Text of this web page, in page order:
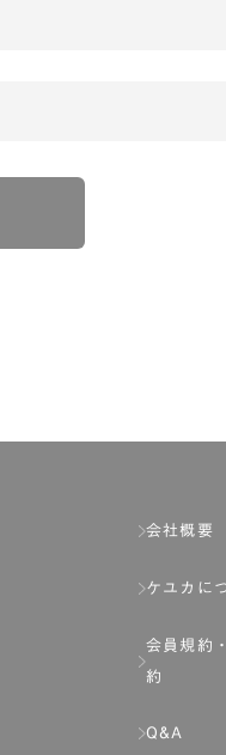
会社概要
ケユカに
会員規約・
約
Q&A